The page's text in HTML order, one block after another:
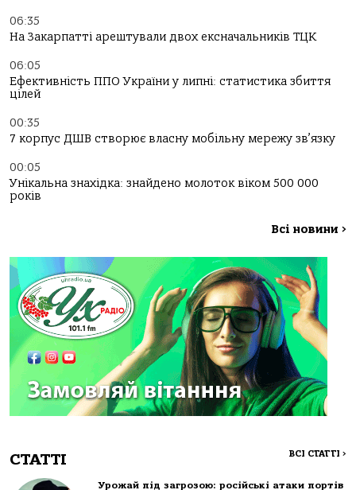
06:35
На Закарпатті арештували двох ексначальників ТЦК
06:05
Ефективність ППО України у липні: статистика збиття
цілей
00:35
7 корпус ДШВ створює власну мобільну мережу зв’язку
00:05
Унікальна знахідка: знайдено молоток віком 500 000
років
Всі новини >
СТАТТІ ВСІ СТАТТІ >
Урожай під загрозою: російські атаки портів